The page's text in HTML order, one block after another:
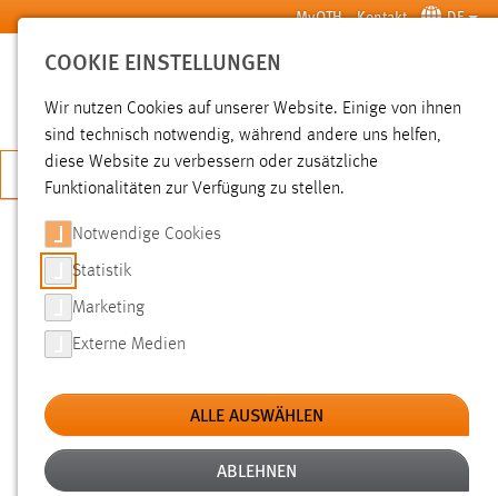
Zum Hauptinhalt springen MyOTH Kontakt DE
SUCHE
JETZT BEWERBEN
SUCHE
FILTER
Typ
Erstellungsdatum
COOKIE EINSTELLUNGEN
Wir nutzen Cookies auf unserer Website. Einige von ihnen
sind technisch notwendig, während andere uns helfen,
diese Website zu verbessern oder zusätzliche
Funktionalitäten zur Verfügung zu stellen.
Notwendige Cookies
Statistik
Marketing
Externe Medien
ALLE AUSWÄHLEN
ABLEHNEN